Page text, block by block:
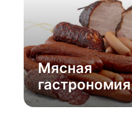
Мясная
гастрономия